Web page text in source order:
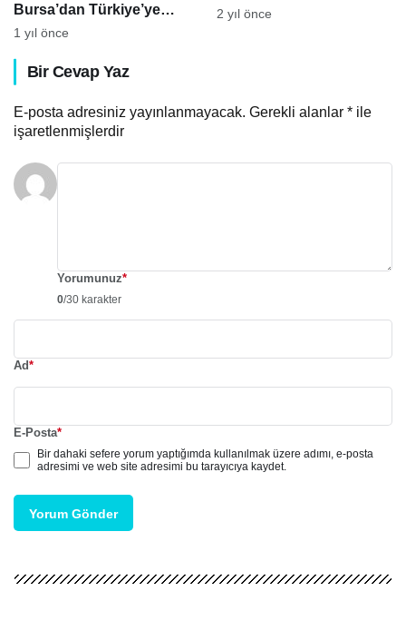
Bursa’dan Türkiye’ye
Kaliteli ve Zarif Çeyiz
1 yıl önce
2 yıl önce
Bir Cevap Yaz
E-posta adresiniz yayınlanmayacak. Gerekli alanlar * ile
işaretlenmişlerdir
Yorumunuz*
0/30 karakter
Ad*
E-Posta*
Bir dahaki sefere yorum yaptığımda kullanılmak üzere adımı, e-posta
adresimi ve web site adresimi bu tarayıcıya kaydet.
Yorum Gönder